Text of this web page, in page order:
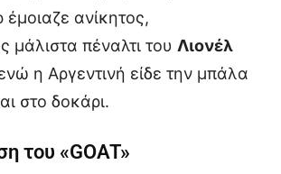
έμοιαζε ανίκητος,
μάλιστα πέναλτι του Λιονέλ
ενώ η Αργεντινή είδε την μπάλα
στο δοκάρι.
του «GOAT»